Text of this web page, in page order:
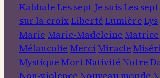
Kabbale Les sept Je suisLes
sur la croixLiberté Lumière Lys
Marie Marie-Madeleine Matrice
Mélancolie Merci Miracle
Mystique MortNativité Notre